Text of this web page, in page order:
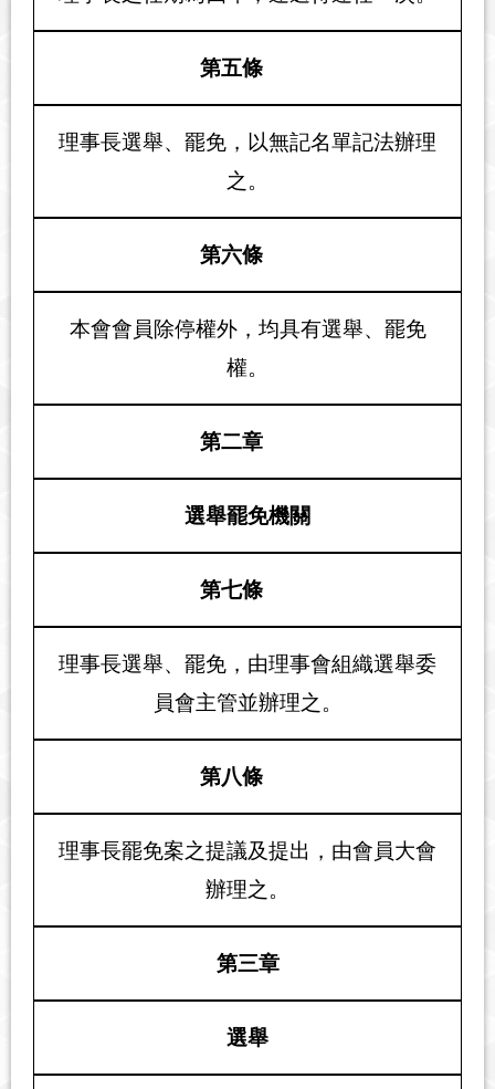
第五條
理事長選舉、罷免，以無記名單記法辦理
之。
第六條
本會會員除停權外，均具有選舉、罷免
權。
第二章
選舉罷免機關
第七條
理事長選舉、罷免，由理事會組織選舉委
員會主管並辦理之。
第八條
理事長罷免案之提議及提出，由會員大會
辦理之。
第三章
選舉